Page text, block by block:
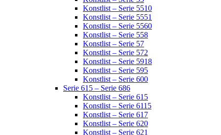
Konstlist – Serie 5510
Konstlist – Serie 5551
Konstlist – Serie 5560
Konstlist – Serie 558
Konstlist – Serie 57
Konstlist – Serie 572
Konstlist – Serie 5918
Konstlist – Serie 595
Konstlist – Serie 600
Serie 615 – Serie 686
Konstlist – Serie 615
Konstlist – Serie 6115
Konstlist – Serie 617
Konstlist – Serie 620
Konstlist – Serie 621